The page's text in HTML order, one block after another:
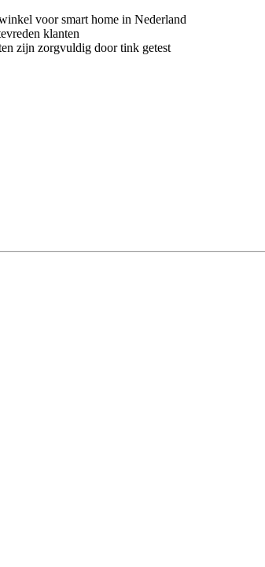
voor smart home in Nederland
klanten
zijn zorgvuldig door tink getest